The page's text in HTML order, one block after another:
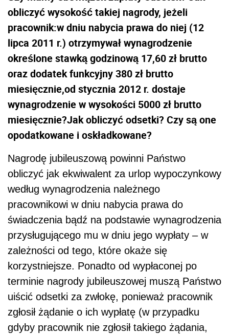
obliczyć wysokość takiej nagrody, jeżeli
pracownik:w dniu nabycia prawa do niej (12
lipca 2011 r.) otrzymywał wynagrodzenie
określone stawką godzinową 17,60 zł brutto
oraz dodatek funkcyjny 380 zł brutto
miesięcznie,od stycznia 2012 r. dostaje
wynagrodzenie w wysokości 5000 zł brutto
miesięcznie?Jak obliczyć odsetki? Czy są one
opodatkowane i oskładkowane?
Nagrodę jubileuszową powinni Państwo
obliczyć jak ekwiwalent za urlop wypoczynkowy
według wynagrodzenia należnego
pracownikowi w dniu nabycia prawa do
świadczenia bądź na podstawie wynagrodzenia
przysługującego mu w dniu jego wypłaty – w
zależności od tego, które okaże się
korzystniejsze. Ponadto od wypłaconej po
terminie nagrody jubileuszowej muszą Państwo
uiścić odsetki za zwłokę, ponieważ pracownik
zgłosił żądanie o ich wypłatę (w przypadku
gdyby pracownik nie zgłosił takiego żądania,